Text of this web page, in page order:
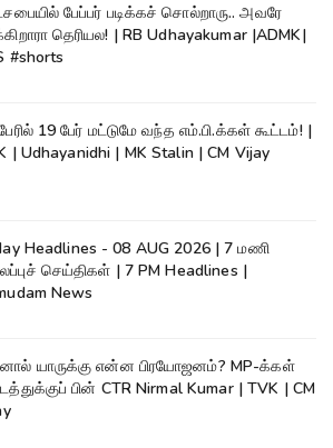
பேப்பர் படிக்கச் சொல்றாரு.. அவரே
தெரியல! | RB Udhayakumar |ADMK|
#shorts
19 பேர் மட்டுமே வந்த எம்.பி.க்கள் கூட்டம்! |
| Udhayanidhi | MK Stalin | CM Vijay
Headlines - 08 AUG 2026 | 7 மணி
செய்திகள் | 7 PM Headlines |
News
யாருக்கு என்ன பிரயோஜனம்? MP-க்கள்
பின் CTR Nirmal Kumar | TVK | CM